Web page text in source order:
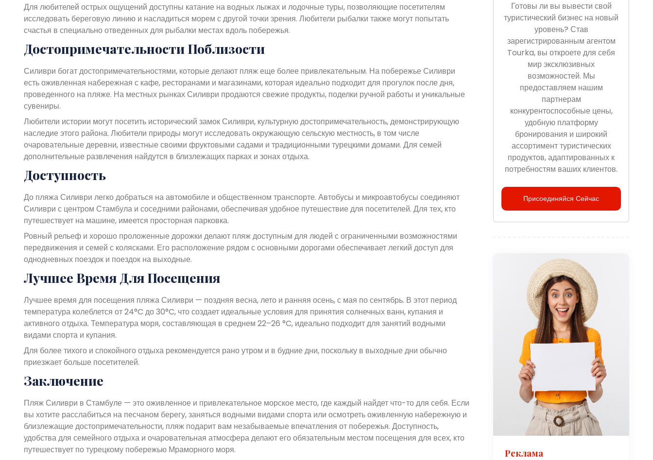
Для любителей острых ощущений доступны катание на водных лыжах и лодочные туры, позволяющие посетителям
исследовать береговую линию и насладиться морем с другой точки зрения. Любители рыбалки также могут попытать
счастья в специально отведенных для рыбалки местах вдоль побережья.
Достопримечательности Поблизости
Силиври богат достопримечательностями, которые делают пляж еще более привлекательным. На побережье Силиври
есть оживленная набережная с кафе, ресторанами и магазинами, которая идеально подходит для прогулок после дня,
проведенного на пляже. На местных рынках Силиври продаются свежие продукты, поделки ручной работы и уникальные
сувениры.
Любители истории могут посетить исторический замок Силиври, культурную достопримечательность, демонстрирующую
наследие этого района. Любители природы могут исследовать окружающую сельскую местность, в том числе
очаровательные деревни, известные своими фруктовыми садами и традиционными турецкими домами. Для семей
дополнительные развлечения найдутся в близлежащих парках и зонах отдыха.
Доступность
До пляжа Силиври легко добраться на автомобиле и общественном транспорте. Автобусы и микроавтобусы соединяют
Силиври с центром Стамбула и соседними районами, обеспечивая удобное путешествие для посетителей. Для тех, кто
путешествует на машине, имеется просторная парковка.
Ровный рельеф и хорошо проложенные дорожки делают пляж доступным для людей с ограниченными возможностями
передвижения и семей с колясками. Его расположение рядом с основными дорогами обеспечивает легкий доступ для
однодневных поездок и поездок на выходные.
Лучшее Время Для Посещения
Лучшее время для посещения пляжа Силиври — поздняя весна, лето и ранняя осень, с мая по сентябрь. В этот период
температура колеблется от 24°C до 30°C, что создает идеальные условия для принятия солнечных ванн, купания и
активного отдыха. Температура моря, составляющая в среднем 22–26 °C, идеально подходит для занятий водными
видами спорта и купания.
Для более тихого и спокойного отдыха рекомендуется рано утром и в будние дни, поскольку в выходные дни обычно
приезжает больше посетителей.
Заключение
Пляж Силиври в Стамбуле — это оживленное и привлекательное морское место, где каждый найдет что-то для себя. Если
вы хотите расслабиться на песчаном берегу, заняться водными видами спорта или осмотреть оживленную набережную и
близлежащие достопримечательности, пляж подарит вам незабываемые впечатления от побережья. Доступность,
удобства для семейного отдыха и очаровательная атмосфера делают его обязательным местом посещения для всех, кто
путешествует по турецкому побережью Мраморного моря.
Готовы ли вы вывести свой
туристический бизнес на новый
уровень? Став
зарегистрированным агентом
Tourka, вы откроете для себя
мир эксклюзивных
возможностей. Мы
предоставляем нашим
партнерам
конкурентоспособные цены,
удобную платформу
бронирования и широкий
ассортимент туристических
продуктов, адаптированных к
потребностям ваших клиентов.
Присоединяйся Сейчас
Реклама